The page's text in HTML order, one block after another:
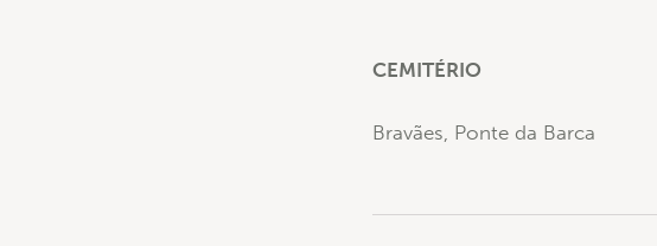
CEMITÉRIO
Bravães, Ponte da Barca